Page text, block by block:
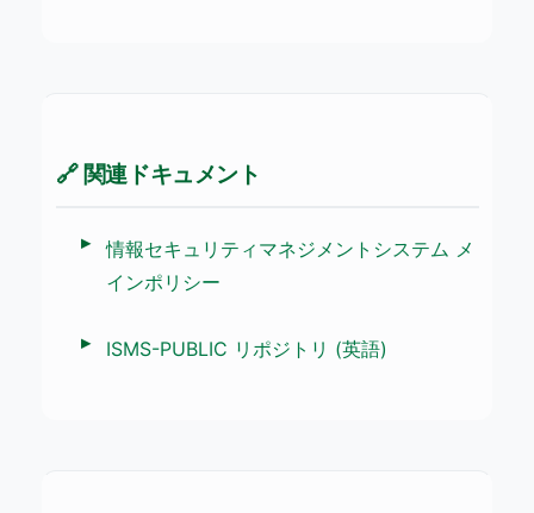
🔗 関連ドキュメント
情報セキュリティマネジメントシステム メ
インポリシー
ISMS-PUBLIC リポジトリ (英語)